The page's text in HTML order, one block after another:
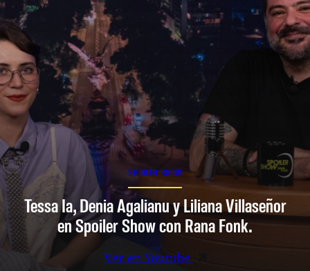
SPOILER SHOW
Tessa Ia, Denia Agalianu y Liliana Villaseñor
en Spoiler Show con Rana Fonk.
Ver en Youtube